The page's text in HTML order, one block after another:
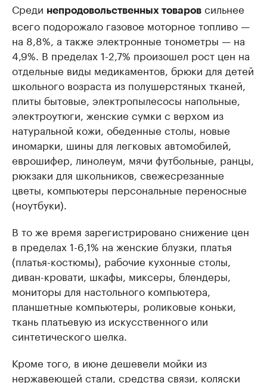
Среди непродовольственных товаров сильнее
всего подорожало газовое моторное топливо —
на 8,8%, а также электронные тонометры — на
4,9%. В пределах 1-2,7% произошел рост цен на
отдельные виды медикаментов, брюки для детей
школьного возраста из полушерстяных тканей,
плиты бытовые, электропылесосы напольные,
электроутюги, женские сумки с верхом из
натуральной кожи, обеденные столы, новые
иномарки, шины для легковых автомобилей,
еврошифер, линолеум, мячи футбольные, ранцы,
рюкзаки для школьников, свежесрезанные
цветы, компьютеры персональные переносные
(ноутбуки).
В то же время зарегистрировано снижение цен
в пределах 1-6,1% на женские блузки, платья
(платья-костюмы), рабочие кухонные столы,
диван-кровати, шкафы, миксеры, блендеры,
мониторы для настольного компьютера,
планшетные компьютеры, роликовые коньки,
ткань платьевую из искусственного или
синтетического шелка.
Кроме того, в июне дешевели мойки из
нержавеющей стали, средства связи, коляски